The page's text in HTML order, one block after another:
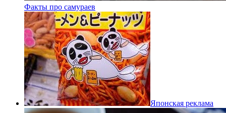
Факты про самураев
Японская реклама